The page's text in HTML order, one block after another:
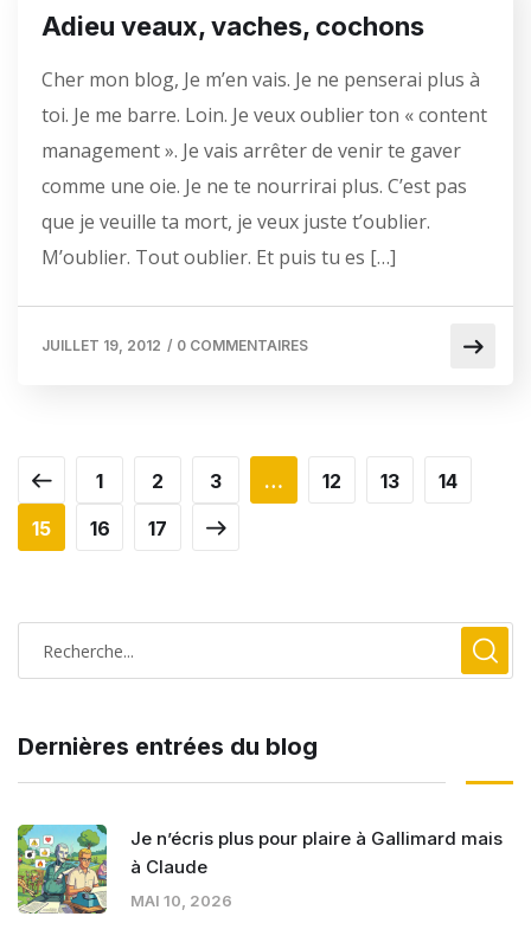
Adieu veaux, vaches, cochons
Cher mon blog, Je m’en vais. Je ne penserai plus à
toi. Je me barre. Loin. Je veux oublier ton « content
management ». Je vais arrêter de venir te gaver
comme une oie. Je ne te nourrirai plus. C’est pas
que je veuille ta mort, je veux juste t’oublier.
M’oublier. Tout oublier. Et puis tu es […]
JUILLET 19, 2012 / 0 COMMENTAIRES
1 2 3 … 12 13
14
15
16 17
Dernières entrées du blog
Je n’écris plus pour plaire à Gallimard mais
à Claude
MAI 10, 2026